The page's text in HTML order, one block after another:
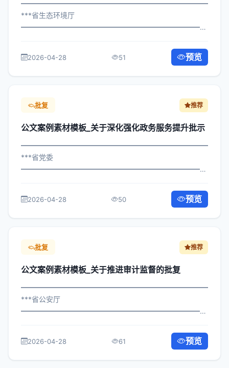
***省生态环境厅
为深入贯彻落实习近平总书记关于...
2026-04-28 51 预览
批复 推荐
公文案例素材模板_关于深化强化政务服务提升批示
***省党委
构： 为深入贯彻落实习近平总书记关于关于...
2026-04-28 50 预览
批复 推荐
公文案例素材模板_关于推进审计监督的批复
***省公安厅
为深入贯彻落实习近平总书记关于关于...
2026-04-28 61 预览